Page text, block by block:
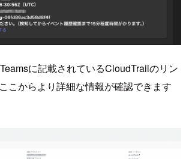
に記載されているCloudTrailのリン
こからより詳細な情報が確認できます